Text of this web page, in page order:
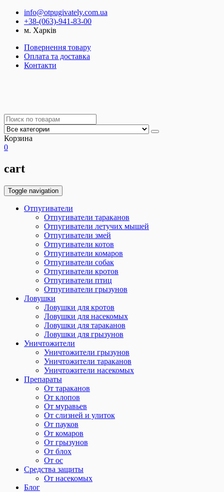
info@otpugivately.com.ua
+38-(063)-941-83-00
м. Харків
Повернення товару
Оплата та доставка
Контакти
Корзина
0
cart
Toggle navigation
Отпугиватели
Отпугиватели тараканов
Отпугиватели летучих мышей
Отпугиватели змей
Отпугиватели котов
Отпугиватели комаров
Отпугиватели собак
Отпугиватели кротов
Отпугиватели птиц
Отпугиватели грызунов
Ловушки
Ловушки для кротов
Ловушки для насекомых
Ловушки для тараканов
Ловушки для грызунов
Уничтожители
Уничтожители грызунов
Уничтожители тараканов
Уничтожители насекомых
Препараты
От тараканов
От клопов
От муравьев
От слизней и улиток
От пауков
От комаров
От грызунов
От блох
От ос
Средства защиты
От насекомых
Блог